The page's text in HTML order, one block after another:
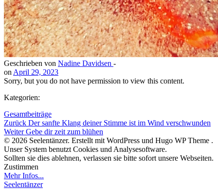
Geschrieben von Nadine Davidsen -
on April 29, 2023
Sorry, but you do not have permission to view this content.
Kategorien:
Gesamtbeiträge
Beitragsnavigation
Zurück Der sanfte Klang deiner Stimme ist im Wind verschwunden
Beitragsnavigation
Weiter Gebe dir zeit zum blühen
© 2026 Seelentänzer. Erstellt mit WordPress und Hugo WP Theme .
Unser System benutzt Cookies und Analysesoftware.
Sollten sie dies ablehnen, verlassen sie bitte sofort unsere Webseiten.
Zustimmen
Mehr Infos...
Seelentänzer